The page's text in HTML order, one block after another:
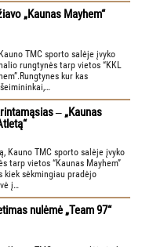
„Kaunas Mayhem“
TMC sporto salėje įvyko
rungtynės tarp vietos “KKL
kur kas
‒ „Kaunas
Kauno TMC sporto salėje įvyko
tarp vietos “Kaunas Mayhem”
kiek sėkmingiau pradėjo
į…
nulėmė „Team 97“